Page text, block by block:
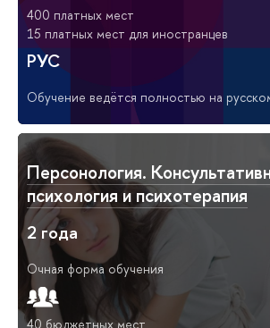
400 платных мест
15 платных мест для иностранцев
РУС
Обучение ведётся полностью на
Персонология.
психология и психотерапия
2 года
Очная форма обучения
40 бюджетных мест